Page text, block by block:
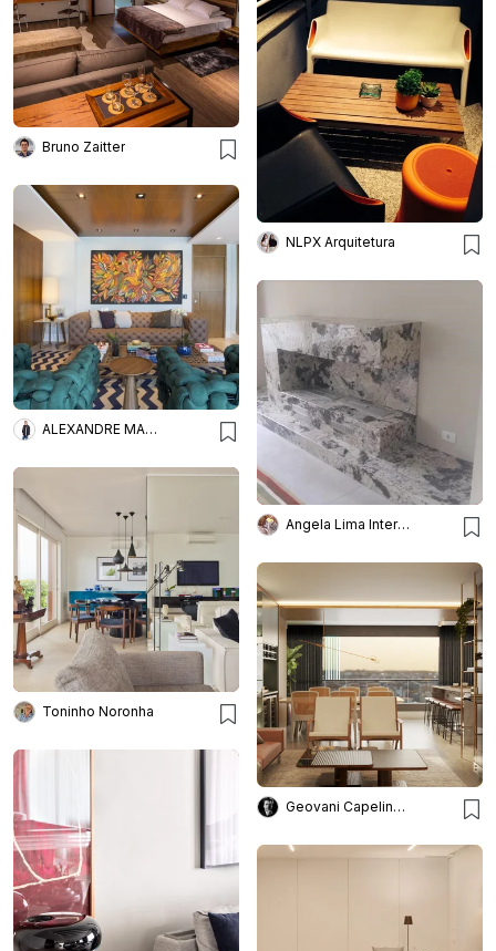
Bruno Zaitter
NLPX Arquitetura
ALEXANDRE MAGNO ARQUITETURA
Angela Lima Interiores
Toninho Noronha
Geovani Capelina Arquitetura